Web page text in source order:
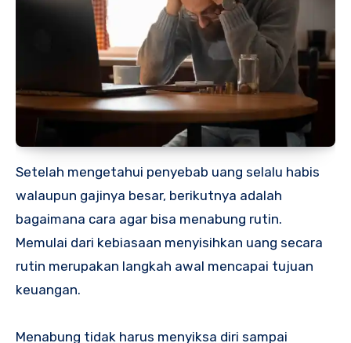
Setelah mengetahui penyebab uang selalu habis
walaupun gajinya besar, berikutnya adalah
bagaimana cara agar bisa menabung rutin.
Memulai dari kebiasaan menyisihkan uang secara
rutin merupakan langkah awal mencapai tujuan
keuangan.
Menabung tidak harus menyiksa diri sampai